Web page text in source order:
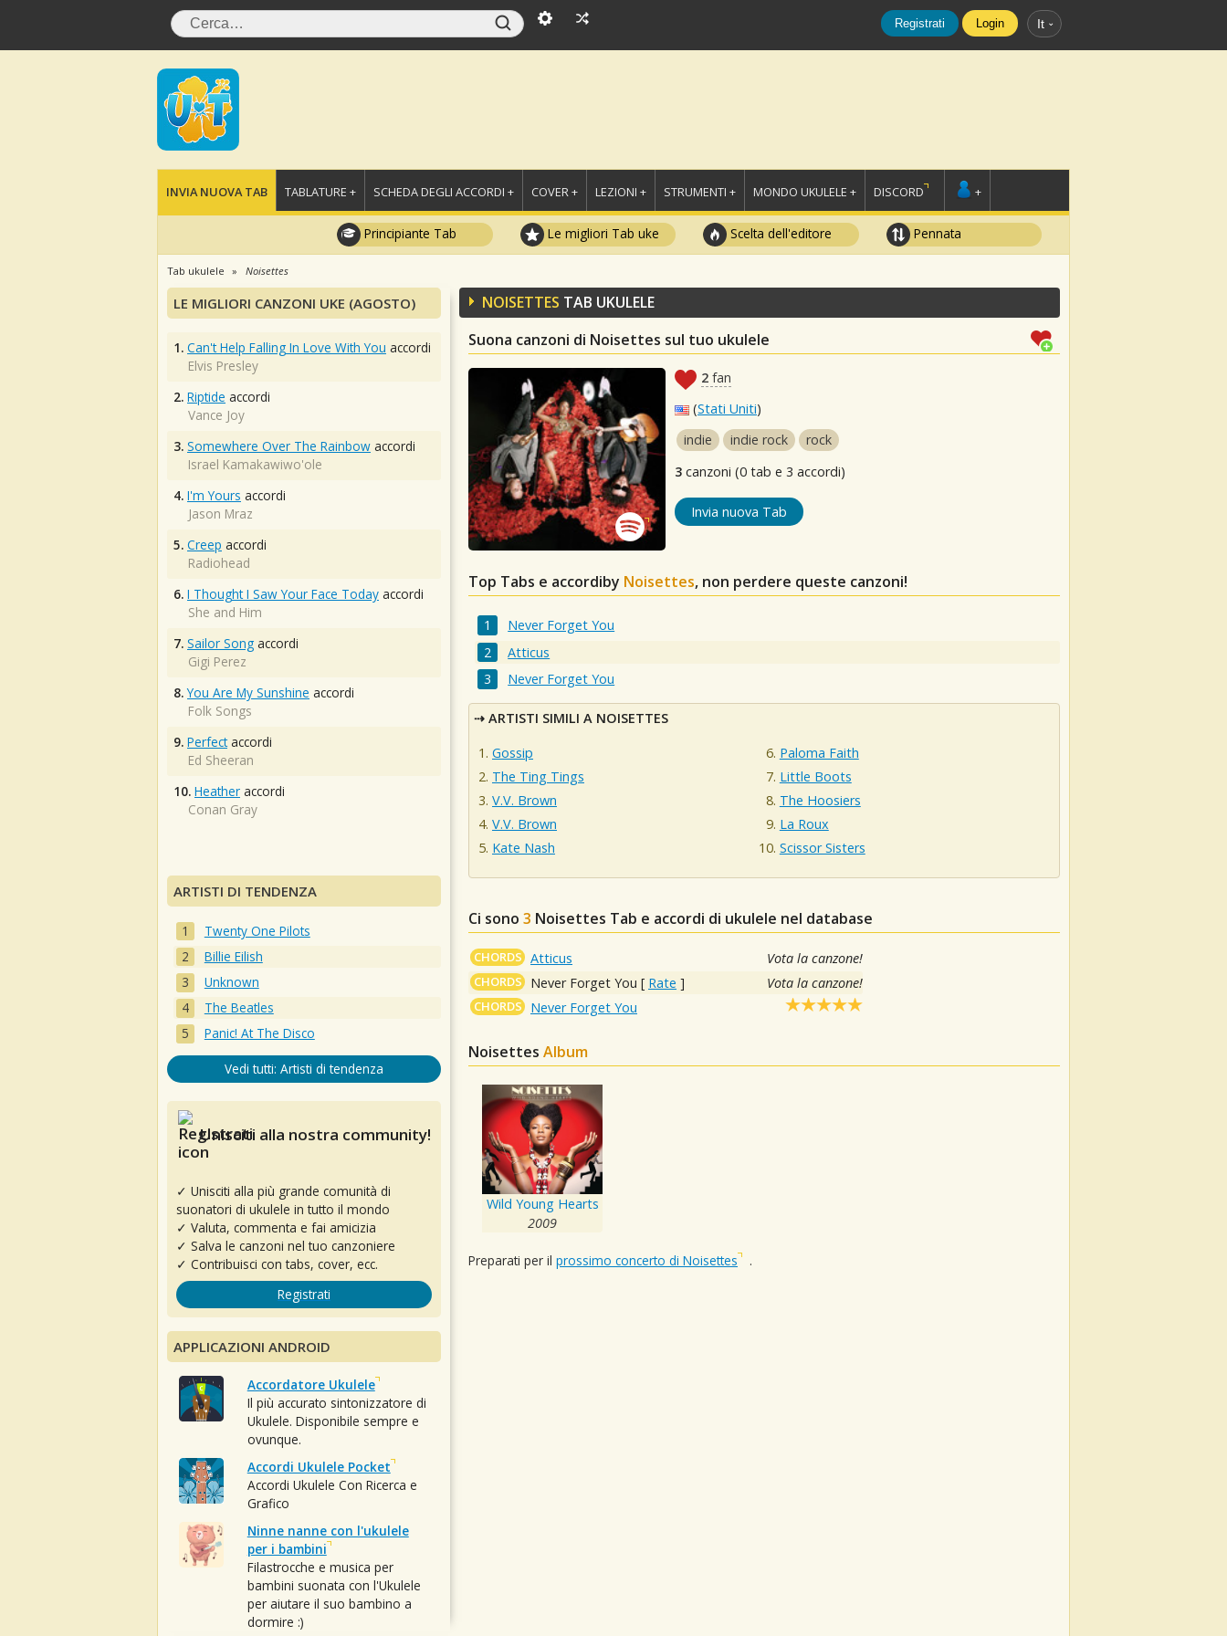
Registrati Login It
INVIA NUOVA TAB TABLATURE + SCHEDA DEGLI ACCORDI + COVER + LEZIONI + STRUMENTI + MONDO UKULELE + DISCORD +
Principiante Tab Le migliori Tab uke Scelta dell'editore Pennata
Tab ukulele Noisettes
NOISETTES TAB UKULELE
Suona canzoni di Noisettes sul tuo ukulele
2 fan
(Stati Uniti)
indie
indie rock
rock
3 canzoni (0 tab e 3 accordi)
Invia nuova Tab
Top Tabs e accordiby Noisettes, non perdere queste canzoni!
Never Forget You
Atticus
Never Forget You
ARTISTI SIMILI A NOISETTES
Gossip
The Ting Tings
V.V. Brown
V.V. Brown
Kate Nash
Paloma Faith
Little Boots
The Hoosiers
La Roux
Scissor Sisters
Ci sono 3 Noisettes Tab e accordi di ukulele nel database
CHORDS Atticus Vota la canzone!
CHORDS Never Forget You [ Rate ] Vota la canzone!
CHORDS Never Forget You
Noisettes Album
Wild Young Hearts
2009
Preparati per il prossimo concerto di Noisettes .
LE MIGLIORI CANZONI UKE (AGOSTO)
1. Can't Help Falling In Love With You accordi
Elvis Presley
2. Riptide accordi
Vance Joy
3. Somewhere Over The Rainbow accordi
Israel Kamakawiwo'ole
4. I'm Yours accordi
Jason Mraz
5. Creep accordi
Radiohead
6. I Thought I Saw Your Face Today accordi
She and Him
7. Sailor Song accordi
Gigi Perez
8. You Are My Sunshine accordi
Folk Songs
9. Perfectaccordi
Ed Sheeran
10. Heather accordi
Conan Gray
ARTISTI DI TENDENZA
Twenty One Pilots
Billie Eilish
Unknown
The Beatles
Panic! At The Disco
Vedi tutti: Artisti di tendenza
Unisciti alla nostra community!
✓ Unisciti alla più grande comunità di
suonatori di ukulele in tutto il mondo
✓ Valuta, commenta e fai amicizia
✓ Salva le canzoni nel tuo canzoniere
✓ Contribuisci con tabs, cover, ecc.
Registrati
APPLICAZIONI ANDROID
Accordatore Ukulele
Il più accurato sintonizzatore di
Ukulele. Disponibile sempre e
ovunque.
Accordi Ukulele Pocket
Accordi Ukulele Con Ricerca e
Grafico
Ninne nanne con l'ukulele
per i bambini
Filastrocche e musica per
bambini suonata con l'Ukulele
per aiutare il suo bambino a
dormire :)